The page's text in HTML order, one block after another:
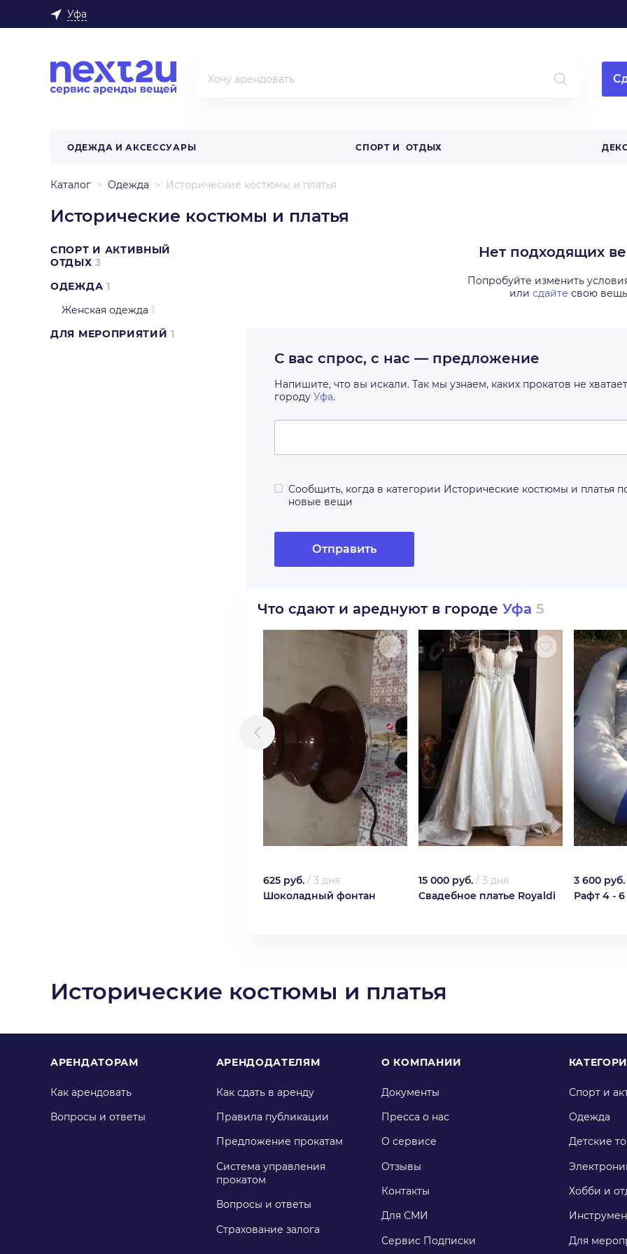
Уфа
ОДЕЖДА И АКСЕССУАРЫ СПОРТ И ОТДЫХ
Каталог Одежда Исторические костюмы и платья
Исторические костюмы и платья
СПОРТ И АКТИВНЫЙ
ОТДЫХ 3
ОДЕЖДА 1
Женская одежда 1
ДЛЯ МЕРОПРИЯТИЙ 1
Нет подходящих
Попробуйте изменить
или сдайте свою вещь
С вас спрос, с нас — предложение
Напишите, что вы искали. Так мы узнаем, каких прокатов не хватает
городу Уфа.
Сообщить, когда в категории Исторические костюмы и платья
новые вещи
Отправить
Что сдают и ареднуют в городе Уфа 5
625 руб. / 3 дня
Шоколадный фонтан
15 000 руб. / 3 дня
Свадебное платье Royaldi
3 600 руб.
Рафт 4 - 6
Исторические костюмы и платья
АРЕНДАТОРАМ
Как арендовать
Вопросы и ответы
АРЕНДОДАТЕЛЯМ
Как сдать в аренду
Правила публикации
Предложение прокатам
Система управления
прокатом
Вопросы и ответы
Страхование залога
О КОМПАНИИ
Документы
Пресса о нас
О сервисе
Отзывы
Контакты
Для СМИ
Сервис Подписки
Спорт и
Одежда
Детские
Хобби и
Для